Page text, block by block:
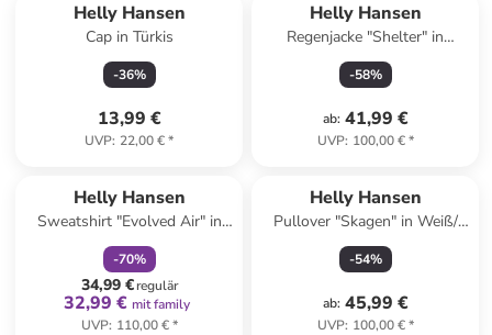
Helly Hansen
Cap in Türkis
-36%
13,99 €
UVP: 22,00 €*
Helly Hansen
Regenjacke "Shelter" in
Hellblau
-58%
ab: 41,99 €
UVP: 100,00 €*
Helly Hansen
Sweatshirt "Evolved Air" in
Schwarz
-70%
34,99 €regulär
32,99 € mit family
UVP: 110,00 €*
Helly Hansen
Pullover "Skagen" in Weiß/
Dunkelblau
-54%
ab: 45,99 €
UVP: 100,00 €*